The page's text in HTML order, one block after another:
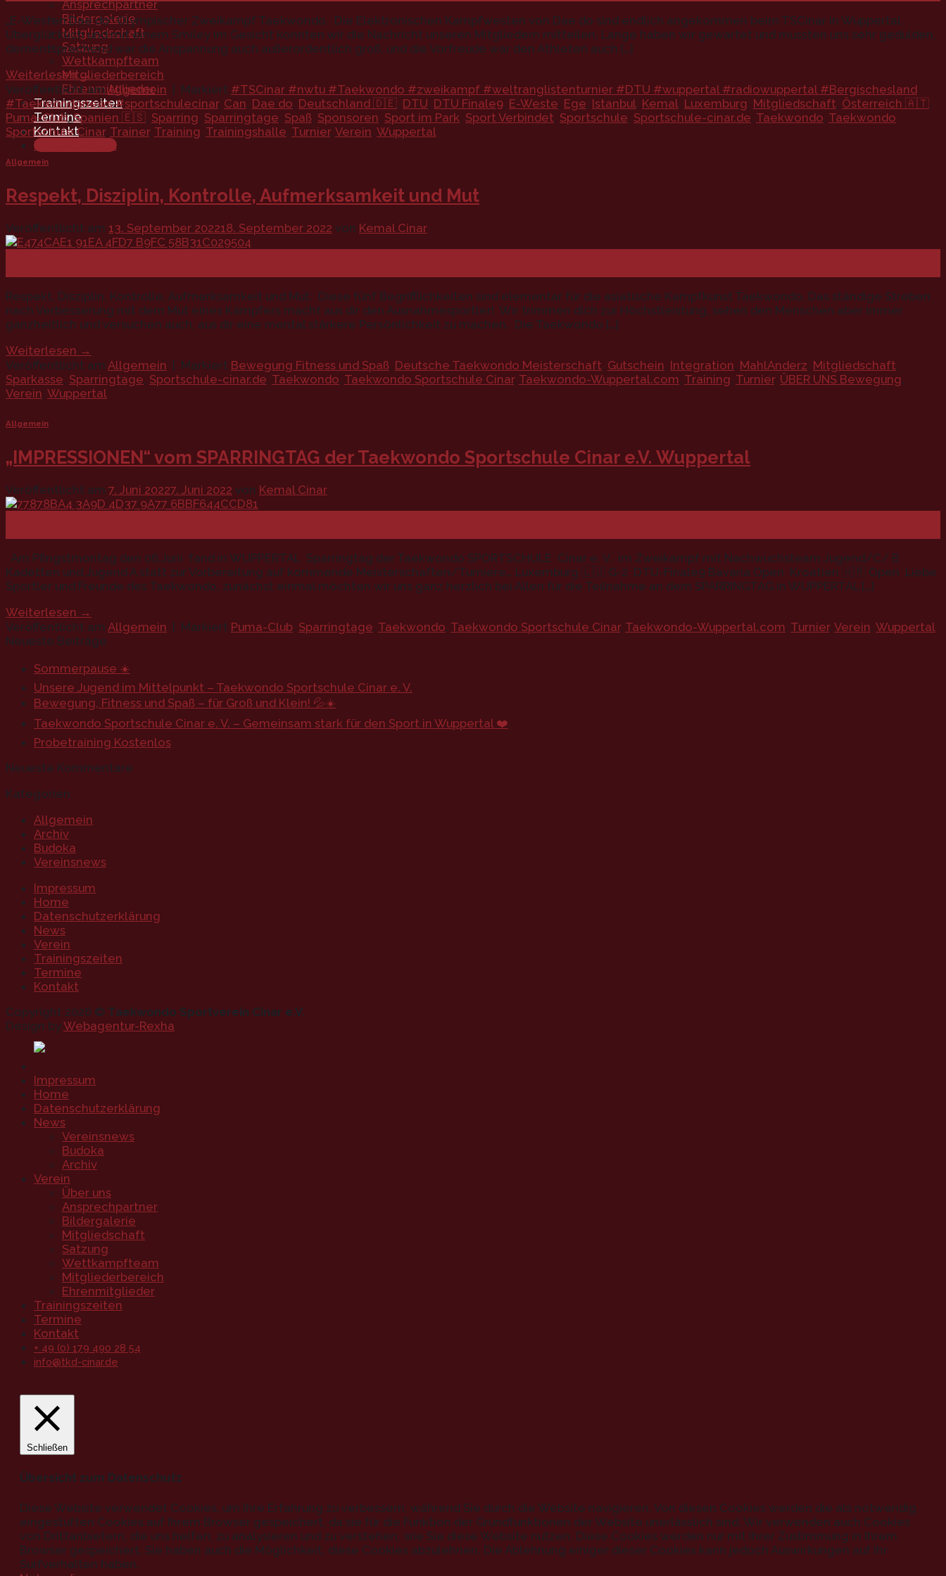
Ansprechpartner
Bildergalerie
Mitgliedschaft
Satzung
Wettkampfteam
Mitgliederbereich
Ehrenmitglieder
Trainingszeiten
Termine
Kontakt
Mitgliedschaft
„E-Westen Dae do“ Olympischer Zweikampf Taekwondo. Die Elektronischen Kampfwesten von Dae do sind endlich angekommen beim TSCinar in Wuppertal.
Überglücklich und mit einem Smiley im Gesicht konnten wir die Nachricht unseren Mitgliedern mitteilen. Lange haben wir gewartet und mussten uns sehr gedulden,
dementsprechend war die Anspannung auch außerordentlich groß, und die Vorfreude war den Athleten auch […]
Weiterlesen→
Veröffentlicht amAllgemein Markiert #TSCinar #nwtu #Taekwondo #zweikampf #weltranglistenturnier #DTU #wuppertal #radiowuppertal #Bergischesland
#Taekwondonews #sportschulecinar, Can Dae do Deutschland 🇩🇪 DTU DTU Finale9 E-Weste Ege Istanbul Kemal Luxemburg Mitgliedschaft Österreich 🇦🇹
Puma-Club,Spanien 🇪🇸 Sparring Sparringtage Spaß Sponsoren Sport im Park Sport Verbindet Sportschule Sportschule-cinar.de Taekwondo Taekwondo
Sportschule Cinar, Trainer, Training Trainingshalle Turnier, Verein Wuppertal
Allgemein
Respekt, Disziplin, Kontrolle, Aufmerksamkeit und Mut
Veröffentlicht am 13. September 202218. September 2022 von Kemal Cinar
Respekt, Disziplin, Kontrolle, Aufmerksamkeit und Mut: Diese fünf Begrifflichkeiten sind elementar für die asiatische Kampfkunst Taekwondo. Das ständige Streben
nach Verbesserung mit dem Mut eines Kämpfers macht aus dir den Ausnahmesportler! Wir trimmen dich zur Höchstleistung, sehen den Menschen aber immer
ganzheitlich und versuchen auch, aus dir eine mental stärkere Persönlichkeit zu machen. Die Taekwondo […]
Weiterlesen →
Veröffentlicht am Allgemein Markiert Bewegung Fitness und Spaß Deutsche Taekwondo Meisterschaft Gutschein Integration MahlAnderz Mitgliedschaft
Sparkasse Sparringtage Sportschule-cinar.de Taekwondo Taekwondo Sportschule Cinar, Taekwondo-Wuppertal.com Training Turnier, ÜBER UNS Bewegung
Verein Wuppertal
Allgemein
„IMPRESSIONEN“ vom SPARRINGTAG der Taekwondo Sportschule Cinar e.V. Wuppertal
Veröffentlicht am 7. Juni 20227. Juni 2022 von Kemal Cinar
Am Pfingstmontag den 06.Juni fand in WUPPERTAL Sparringtag der Taekwondo SPORTSCHULE Cinar e. V. im Zweikampf mit Nachwuchsteam Jugend/C/ B
Kadetten und Jugend A statt zur Vorbereitung auf kommende Meisterschaften/Turniere… Luxemburg 🇱🇺 G-2 DTU-Finale9 Bavaria Open Kroatien 🇭🇷 Open Liebe
Sportler und Freunde des Taekwondo, zunächst einmal möchten wir uns ganz herzlich bei Allen für die Teilnahme an dem SPARRINGTAG in WUPPERTAL […]
Weiterlesen →
Veröffentlicht am Allgemein Markiert Puma-Club Sparringtage Taekwondo Taekwondo Sportschule Cinar, Taekwondo-Wuppertal.com Turnier, Verein Wuppertal
Neueste Beiträge
Sommerpause ☀️
Unsere Jugend im Mittelpunkt – Taekwondo Sportschule Cinar e. V.
Bewegung, Fitness und Spaß – für Groß und Klein! 💦☀️
Taekwondo Sportschule Cinar e. V. – Gemeinsam stark für den Sport in Wuppertal ❤️
Probetraining Kostenlos
Neueste Kommentare
Kategorien
Allgemein
Archiv
Budoka
Vereinsnews
Impressum
Home
Datenschutzerklärung
News
Verein
Trainingszeiten
Termine
Kontakt
Copyright 2026 © Taekwondo Sportverein Cinar e.V.
Design byWebagentur-Rexha
Impressum
Home
Datenschutzerklärung
News
Vereinsnews
Budoka
Archiv
Verein
Über uns
Ansprechpartner
Bildergalerie
Mitgliedschaft
Satzung
Wettkampfteam
Mitgliederbereich
Ehrenmitglieder
Trainingszeiten
Termine
Kontakt
+ 49 (0) 179 490 28 54
info@tkd-cinar.de
Schließen
Übersicht zum Datenschutz
Diese Website verwendet Cookies, um Ihre Erfahrung zu verbessern, während Sie durch die Website navigieren. Von diesen Cookies werden die als notwendig
eingestuften Cookies auf Ihrem Browser gespeichert, da sie für die Funktion der Grundfunktionen der Website unerlässlich sind. Wir verwenden auch Cookies
von Drittanbietern, die uns helfen, zu analysieren und zu verstehen, wie Sie diese Website nutzen. Diese Cookies werden nur mit Ihrer Zustimmung in Ihrem
Browser gespeichert. Sie haben auch die Möglichkeit, diese Cookies abzulehnen. Die Ablehnung einiger dieser Cookies kann jedoch Auswirkungen auf Ihr
Surfverhalten haben.